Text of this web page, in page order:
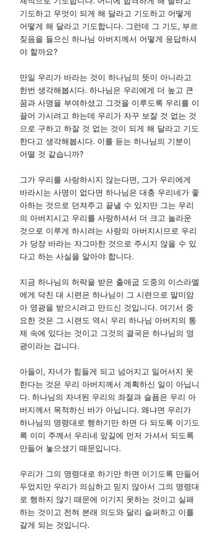
기도하고 무엇이 되게 해 달라고 기도하고 어떻게
어떻게 해 달라고 기도합니다. 그런데 그 기도, 부르
짖음을 들으신 하나님 아버지께서 어떻게 응답하셔
야 할까요?
만일 우리가 바라는 것이 하나님의 뜻이 아니라고
한번 생각해봅시다. 하나님은 우리에게 더 높고 큰
꿈과 사명을 부여하셨고 그것을 이루도록 우리를 이
끌어 가시려고 하는데 우리가 자꾸 보잘 것 없는 것
으로 구하고 하잘 것 없는 것이 되게 해 달라고 기도
한다고 생각해봅시다. 이를 듣는 하나님의 기분이
어떨 것 같습니까?
그가 우리를 사랑하시지 않는다면, 그가 우리에게
바라시는 사명이 없다면 하나님은 대충 우리네가 좋
아하는 것으로 던져주고 끝낼 수 있지만 그는 우리
의 아버지시고 우리를 사랑하셔서 더 크고 놀라운
것으로 이루게 하시려는 사랑의 아버지시므로 우리
가 당장 바라는 자그마한 것으로 주시지 않을 수 있
다고 하는 사실을 알아야 합니다.
지금 하나님의 허락을 받은 출애굽 도중의 이스라엘
에게 닥친 대 시련은 하나님이 그 시련으로 말미암
아 영광을 받으시려고 만드신 것입니다. 여기서 중
요한 것은 그 시련도 역시 우리 하나님 아버지의 통
제 속에 있다는 것이고 그것의 결국은 하나님의 영
광이라는 겁니다.
아들이, 자녀가 힘들게 되고 넘어지고 일어서지 못
한다는 것은 우리 아버지께서 계획하신 일이 아닙니
다. 하나님의 자녀된 우리의 좌절과 슬픔은 우리 아
버지께서 목적하신 바가 아닙니다. 왜냐면 우리가
하나님의 명령대로 행하기만 하면 다 되도록 이기도
록 이미 주께서 우리네 앞길에 먼저 가셔서 되도록
만들어 놓으셨기 때문입니다.
우리가 그의 명령대로 하기만 하면 이기도록 만들어
두었지만 우리가 의심하고 믿지 않아서 그의 명령대
로 행하지 않기 때문에 이기지 못하는 것이고 실패
하는 것이고 전혀 본래 의도와 달리 슬퍼하고 이를
갈게 되는 것입니다.